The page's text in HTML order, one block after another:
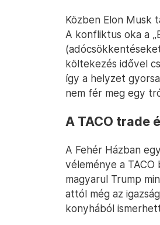
Közben Elon Musk
A konfliktus oka a
költekezés idővel
így a helyzet
nem fér meg egy
A TACO trade
A Fehér Házban
véleménye a TACO
magyarul Trump
attól még az
konyhából